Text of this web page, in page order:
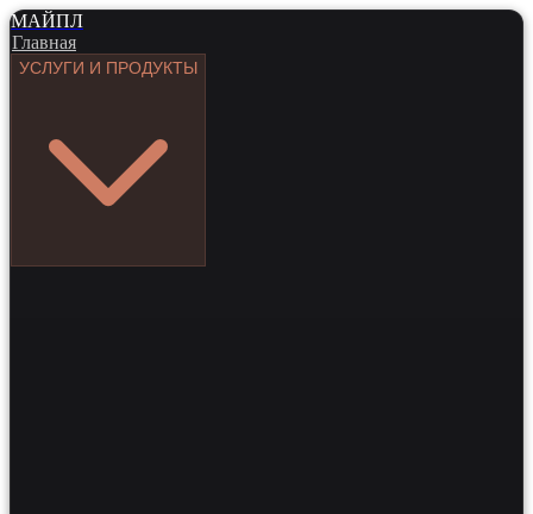
МАЙПЛ
Главная
УСЛУГИ И ПРОДУКТЫ